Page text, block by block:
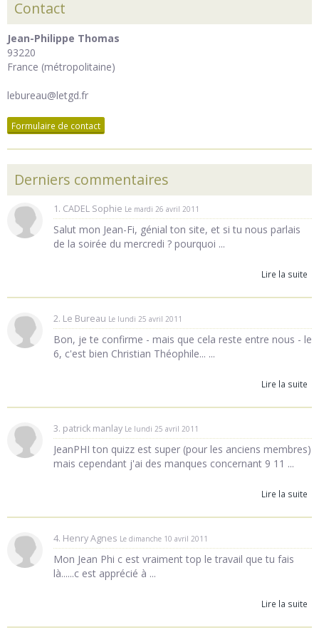
Contact
Jean-Philippe Thomas
93220
France (métropolitaine)
lebureau@letgd.fr
Formulaire de contact
Derniers commentaires
1. CADEL Sophie Le mardi 26 avril 2011
Salut mon Jean-Fi, génial ton site, et si tu nous parlais
de la soirée du mercredi ? pourquoi ...
Lire la suite
2. Le Bureau Le lundi 25 avril 2011
Bon, je te confirme - mais que cela reste entre nous - le
6, c'est bien Christian Théophile... ...
Lire la suite
3. patrick manlay Le lundi 25 avril 2011
JeanPHI ton quizz est super (pour les anciens membres)
mais cependant j'ai des manques concernant 9 11 ...
Lire la suite
4. Henry Agnes Le dimanche 10 avril 2011
Mon Jean Phi c est vraiment top le travail que tu fais
là......c est apprécié à ...
Lire la suite